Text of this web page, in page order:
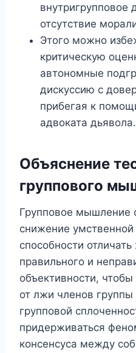
внутригрупповое
отсутствие
Этого можно
критическую
автономные
дискуссию с
прибегая к
адвоката дьявола.
Объяснение
группового
Групповое мышление
снижение
способности
правильного и
объективности, чтобы
от лжи членов
групповой
придерживаться
консенсуса между